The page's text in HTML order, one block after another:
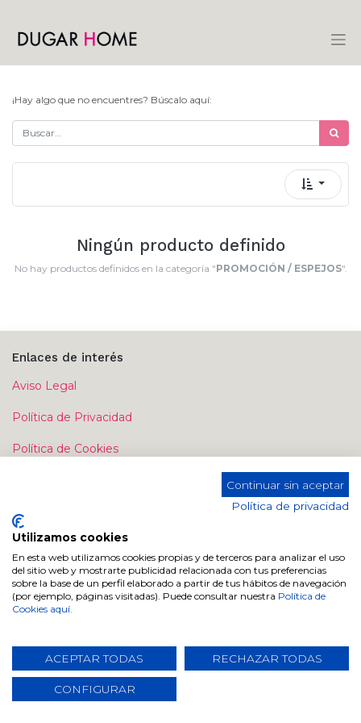
¡Hay algo que no encuentres? Búscalo aquí:
Ningún producto definido
No hay productos definidos en la categoría "PROMOCIÓN / ESPEJOS".
Enlaces de interés
Aviso Legal
Política de Privacidad
Política de Cookies
Contacte con nosotros
Contáctenos
info@dugarhome.com
+34 960 693 038
Continuar sin aceptar
Política de privacidad
Utilizamos cookies
En esta web utilizamos cookies propias y de terceros para analizar el uso
del sitio web y mostrarte publicidad relacionada con tus preferencias
sobre la base de un perfil elaborado a partir de tus hábitos de navegación
(por ejemplo, páginas visitadas). Puede consultar nuestra Política de
Cookies aquí.
ACEPTAR TODAS RECHAZAR TODAS
CONFIGURAR